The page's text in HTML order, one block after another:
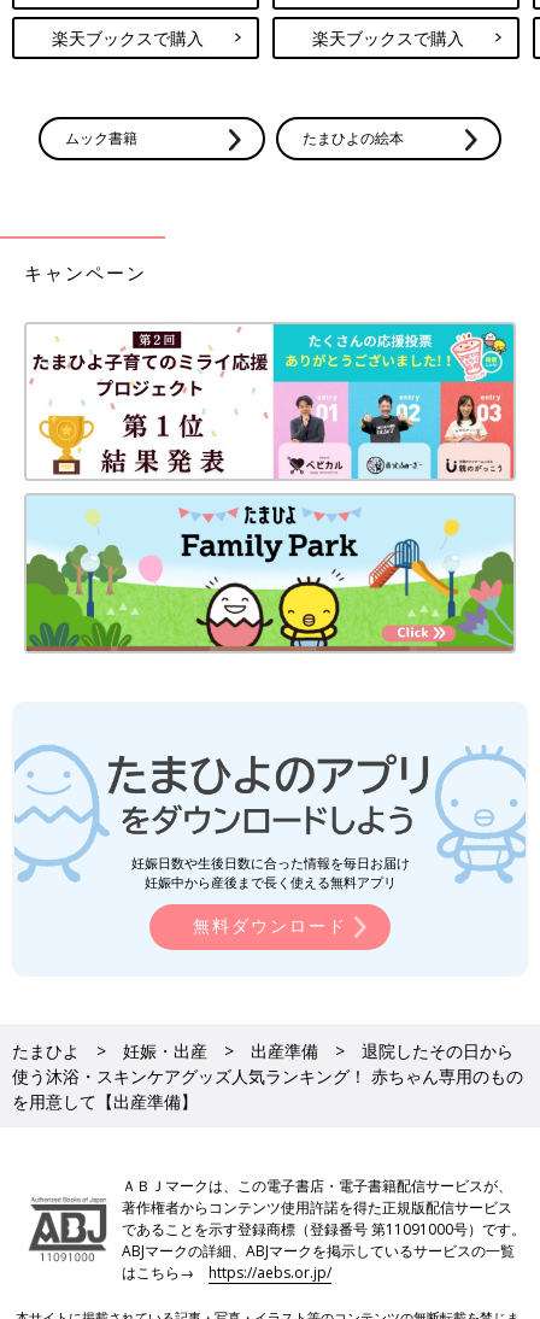
楽天ブックスで購入 楽天ブックスで購入
ムック書籍 たまひよの絵本
キャンペーン
妊娠日数や生後日数に合った情報を毎日お届け
妊娠中から産後まで長く使える無料アプリ
無料ダウンロード
たまひよ 妊娠・出産 出産準備
退院したその日から
使う沐浴・スキンケアグッズ人気ランキング！ 赤ちゃん専用のもの
を用意して【出産準備】
ＡＢＪマークは、この電子書店・電子書籍配信サービスが、
著作権者からコンテンツ使用許諾を得た正規版配信サービス
であることを示す登録商標（登録番号 第11091000号）です。
ABJマークの詳細、ABJマークを掲示しているサービスの一覧
はこちら→https://aebs.or.jp/